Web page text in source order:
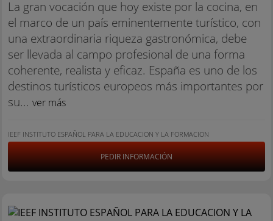
La gran vocación que hoy existe por la cocina, en
el marco de un país eminentemente turístico, con
una extraordinaria riqueza gastronómica, debe
ser llevada al campo profesional de una forma
coherente, realista y eficaz. España es uno de los
destinos turísticos europeos más importantes por
su... ver más
IEEF INSTITUTO ESPAÑOL PARA LA EDUCACION Y LA FORMACION
PEDIR INFORMACIÓN